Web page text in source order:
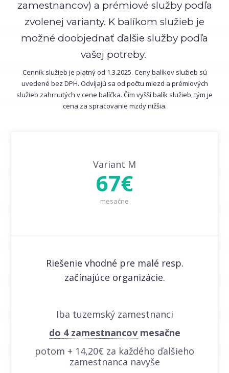
zamestnancov) a prémiové služby podľa
zvolenej varianty. K balíkom služieb je
možné doobjednať ďalšie služby podľa
vašej potreby.
Cenník služieb je platný od 1.3.2025. Ceny balíkov služieb sú
uvedené bez DPH. Odvíjajú sa od počtu miezd a prémiových
služieb zahrnutých v cene balíčka. Čím vyšší balík služieb, tým je
cena za spracovanie mzdy nižšia.
Variant M
67€
mesačne
Riešenie vhodné pre malé resp.
začínajúce organizácie.
Iba tuzemský zamestnanci
do 4 zamestnancovmesačne
potom + 14,20€ za každého ďalšieho
zamestnanca navyše